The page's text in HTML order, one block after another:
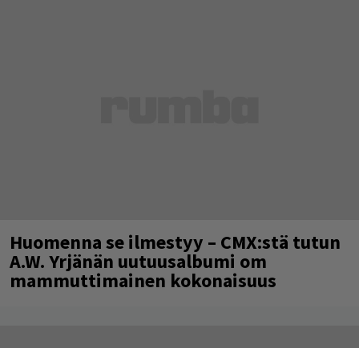
Huomenna se ilmestyy – CMX:stä tutun
A.W. Yrjänän uutuusalbumi om
mammuttimainen kokonaisuus